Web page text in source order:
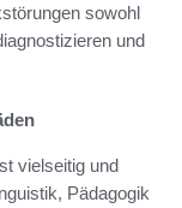
sowohl
und
vielseitig und
Pädagogik